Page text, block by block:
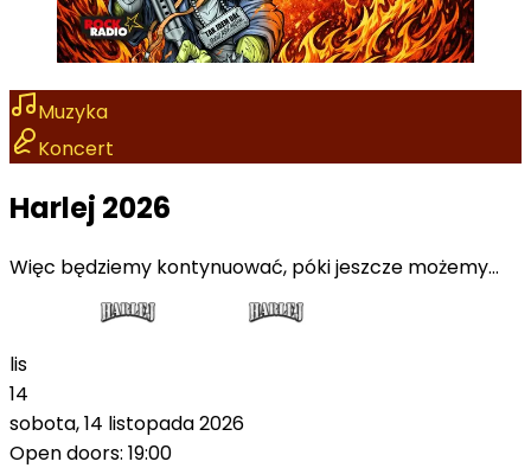
Muzyka
Koncert
Harlej 2026
Więc będziemy kontynuować, póki jeszcze możemy...
lis
14
sobota, 14 listopada 2026
Open doors: 19:00